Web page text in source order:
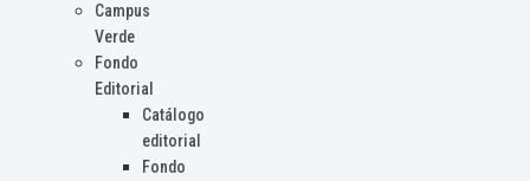
Campus
Verde
Fondo
Editorial
Catálogo
editorial
Fondo